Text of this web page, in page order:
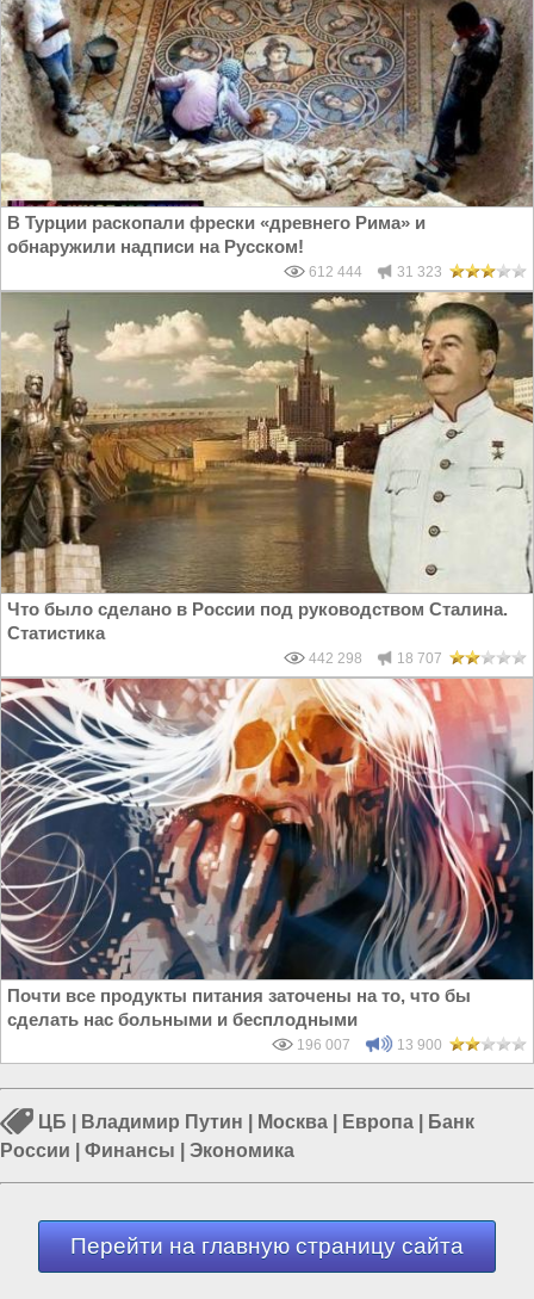
В Турции раскопали фрески «древнего Рима» и
обнаружили надписи на Русском!
612 444 31 323
Что было сделано в России под руководством Сталина.
Статистика
442 298 18 707
Почти все продукты питания заточены на то, что бы
сделать нас больными и бесплодными
196 007 13 900
ЦБ Владимир Путин Москва Европа
Банк
России
Финансы Экономика
Перейти на главную страницу сайта